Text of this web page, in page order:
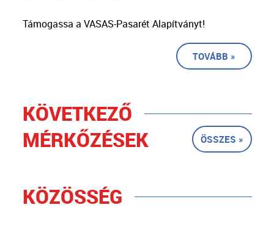
Támogassa a VASAS-Pasarét Alapítványt!
TOVÁBB »
KÖVETKEZŐ
MÉRKŐZÉSEK
ÖSSZES »
KÖZÖSSÉG